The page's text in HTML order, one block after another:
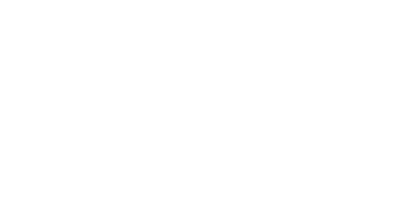
d'une agence de
de travail ou le lieu
de toute
de votre
à un
direct des données à